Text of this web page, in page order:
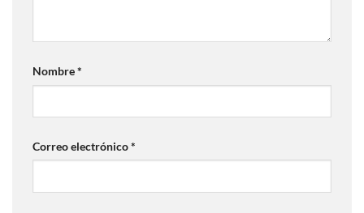
Nombre*
Correo electrónico*